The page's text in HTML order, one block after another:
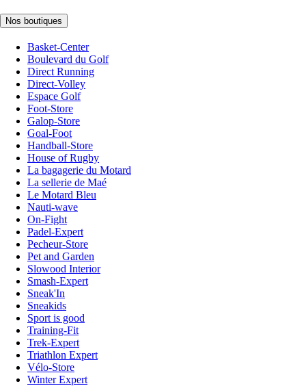
Nos boutiques
Basket-Center
Boulevard du Golf
Direct Running
Direct-Volley
Espace Golf
Foot-Store
Galop-Store
Goal-Foot
Handball-Store
House of Rugby
La bagagerie du Motard
La sellerie de Maé
Le Motard Bleu
Nauti-wave
On-Fight
Padel-Expert
Pecheur-Store
Pet and Garden
Slowood Interior
Smash-Expert
Sneak'In
Sneakids
Sport is good
Training-Fit
Trek-Expert
Triathlon Expert
Vélo-Store
Winter Expert